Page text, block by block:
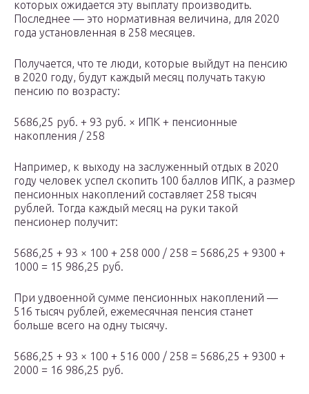
которых ожидается эту выплату производить.
Последнее — это нормативная величина, для 2020
года установленная в 258 месяцев.
Получается, что те люди, которые выйдут на пенсию
в 2020 году, будут каждый месяц получать такую
пенсию по возрасту:
5686,25 руб. + 93 руб. × ИПК + пенсионные
накопления / 258
Например, к выходу на заслуженный отдых в 2020
году человек успел скопить 100 баллов ИПК, а размер
пенсионных накоплений составляет 258 тысяч
рублей. Тогда каждый месяц на руки такой
пенсионер получит:
5686,25 + 93 × 100 + 258 000 / 258 = 5686,25 + 9300 +
1000 = 15 986,25 руб.
При удвоенной сумме пенсионных накоплений —
516 тысяч рублей, ежемесячная пенсия станет
больше всего на одну тысячу.
5686,25 + 93 × 100 + 516 000 / 258 = 5686,25 + 9300 +
2000 = 16 986,25 руб.